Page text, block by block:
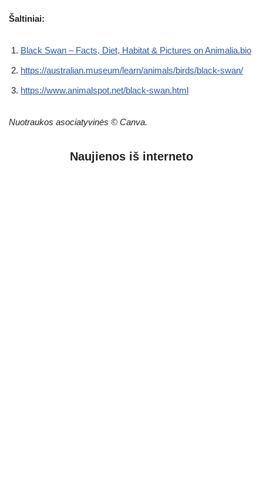
Šaltiniai:
Black Swan – Facts, Diet, Habitat & Pictures on Animalia.bio
https://australian.museum/learn/animals/birds/black-swan/
https://www.animalspot.net/black-swan.html
Nuotraukos asociatyvinės © Canva.
Naujienos iš interneto